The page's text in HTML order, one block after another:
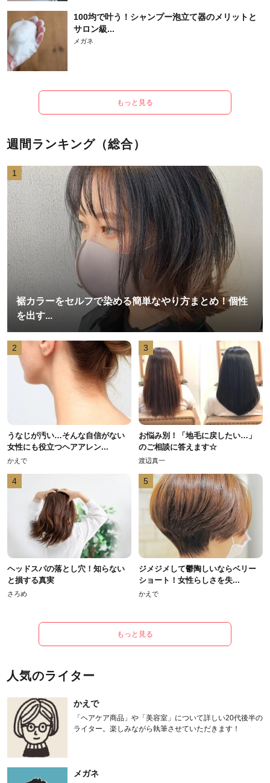
100均で叶う！シャンプー泡立て器のメリットと
サロン級...
メガネ
もっと見る
週間ランキング（総合）
1
裾カラーをセルフで染める簡単なやり方まとめ！個性
を出す...
2
うなじが汚い…そんな自信がない
女性にも役立つヘアアレン...
かえで
3
お悩み別！「地毛に戻したい…」
のご相談に答えます☆
渡辺真一
4
ヘッドスパの落とし穴！知らない
と損する真実
さろめ
5
ジメジメして鬱陶しいならベリー
ショート！女性らしさを失...
かえで
もっと見る
人気のライター
かえで
「ヘアケア商品」や「美容室」について詳しい20代後半の
ライター。楽しみながら執筆させていただきます！
メガネ